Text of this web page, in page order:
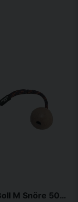
K9 IDC Boll M Snöre 50mm